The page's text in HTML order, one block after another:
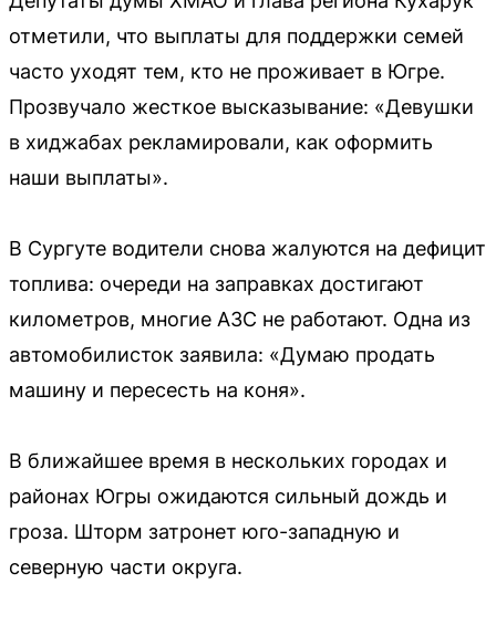
отметили, что выплаты для поддержки семей
часто уходят тем, кто не проживает в Югре.
Прозвучало жесткое высказывание: «Девушки
в хиджабах рекламировали, как оформить
наши выплаты».
В Сургуте водители снова жалуются на дефицит
топлива: очереди на заправках достигают
километров, многие АЗС не работают. Одна из
автомобилисток заявила: «Думаю продать
машину и пересесть на коня».
В ближайшее время в нескольких городах и
районах Югры ожидаются сильный дождь и
гроза. Шторм затронет юго-западную и
северную части округа.